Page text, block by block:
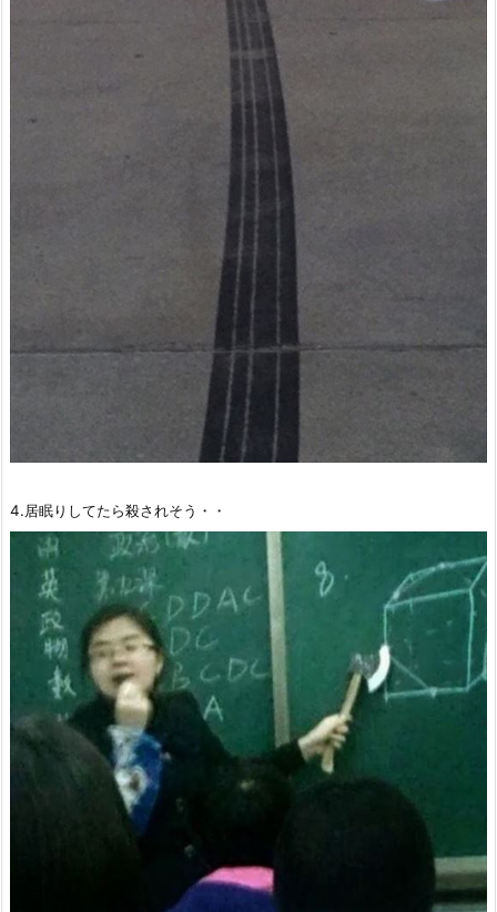
4.居眠りしてたら殺されそう・・